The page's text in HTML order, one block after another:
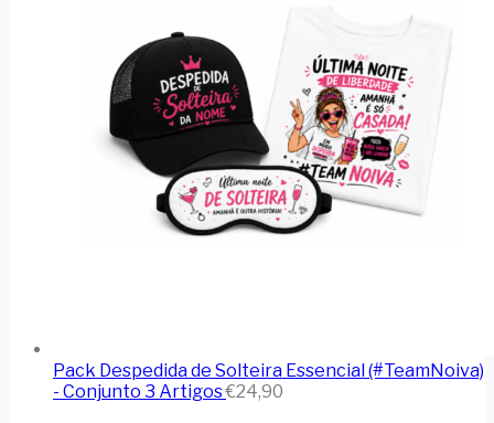
Pack Despedida de Solteira Essencial (#TeamNoiva)
- Conjunto 3 Artigos€24,90